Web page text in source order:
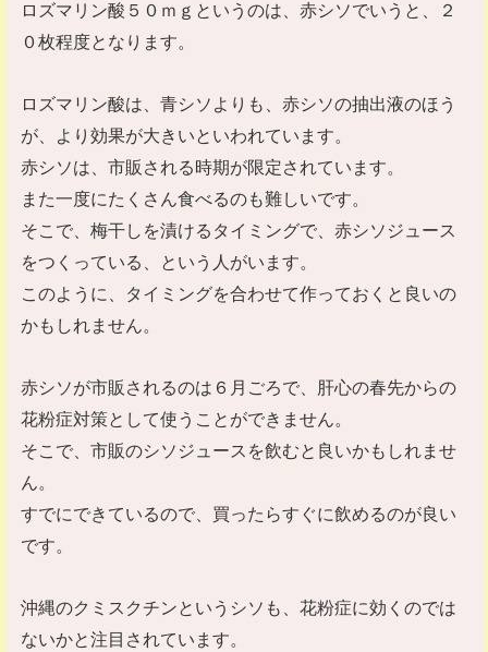
ロズマリン酸５０ｍｇというのは、赤シソでいうと、２
０枚程度となります。
ロズマリン酸は、青シソよりも、赤シソの抽出液のほう
が、より効果が大きいといわれています。
赤シソは、市販される時期が限定されています。
また一度にたくさん食べるのも難しいです。
そこで、梅干しを漬けるタイミングで、赤シソジュース
をつくっている、という人がいます。
このように、タイミングを合わせて作っておくと良いの
かもしれません。
赤シソが市販されるのは６月ごろで、肝心の春先からの
花粉症対策として使うことができません。
そこで、市販のシソジュースを飲むと良いかもしれませ
ん。
すでにできているので、買ったらすぐに飲めるのが良い
です。
沖縄のクミスクチンというシソも、花粉症に効くのでは
ないかと注目されています。